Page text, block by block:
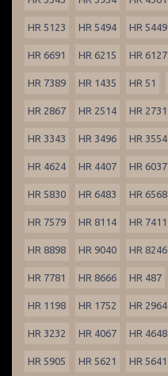
HR 5123 HR 5494 HR 5449
HR 6691 HR 6215 HR 6127
HR 7389 HR 1435 HR 51
HR 2867 HR 2514 HR 2731
HR 3343 HR 3496 HR 3554
HR 4624 HR 4407 HR 6037
HR 5830 HR 6483 HR 6568
HR 7579 HR 8114 HR 7411
HR 8898 HR 9040 HR 8246
HR 7781 HR 8666 HR 487
HR 1198 HR 1752 HR 2964
HR 3232 HR 4067 HR 4648
HR 5905 HR 5621 HR 5641